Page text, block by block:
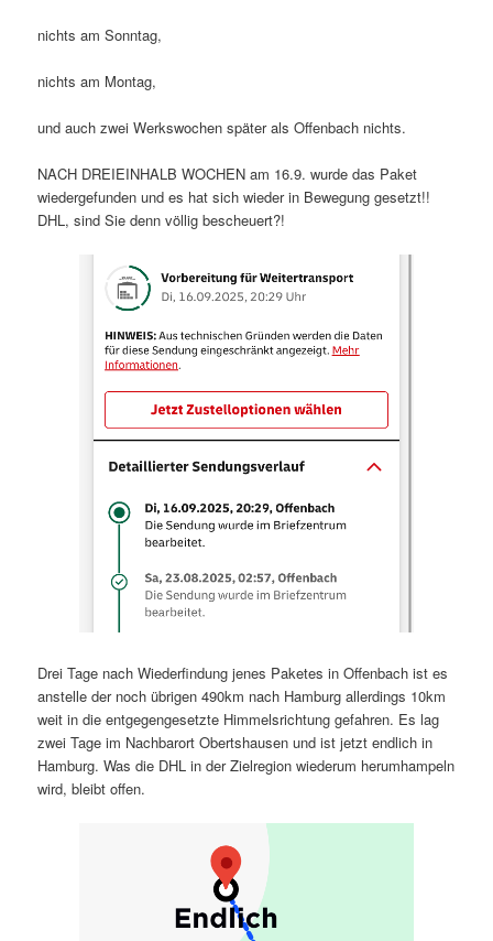
nichts am Sonntag,
nichts am Montag,
und auch zwei Werkswochen später als Offenbach nichts.
NACH DREIEINHALB WOCHEN am 16.9. wurde das Paket
wiedergefunden und es hat sich wieder in Bewegung gesetzt!!
DHL, sind Sie denn völlig bescheuert?!
Drei Tage nach Wiederfindung jenes Paketes in Offenbach ist es
anstelle der noch übrigen 490km nach Hamburg allerdings 10km
weit in die entgegengesetzte Himmelsrichtung gefahren. Es lag
zwei Tage im Nachbarort Obertshausen und ist jetzt endlich in
Hamburg. Was die DHL in der Zielregion wiederum herumhampeln
wird, bleibt offen.